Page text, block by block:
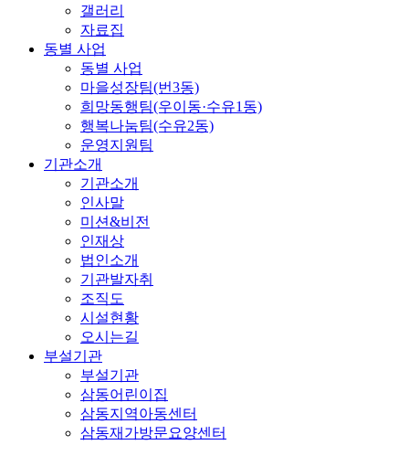
갤러리
자료집
동별 사업
동별 사업
마을성장팀(번3동)
희망동행팀(우이동·수유1동)
행복나눔팀(수유2동)
운영지원팀
기관소개
기관소개
인사말
미션&비전
인재상
법인소개
기관발자취
조직도
시설현황
오시는길
부설기관
부설기관
삼동어린이집
삼동지역아동센터
삼동재가방문요양센터